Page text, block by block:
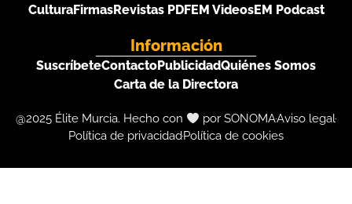
CulturaFirmasRevistas PDFEM VideosEM Podcast
Información
SuscríbeteContactoPublicidadQuiénes Somos
Carta de la Directora
@2025 Élite Murcia. Hecho con por SONOMAAviso legal
Política de privacidadPolítica de cookies